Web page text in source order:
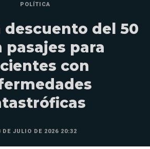
POLÍTICA
descuento del 50
pasajes para
con
DE JULIO DE 2026 20:32